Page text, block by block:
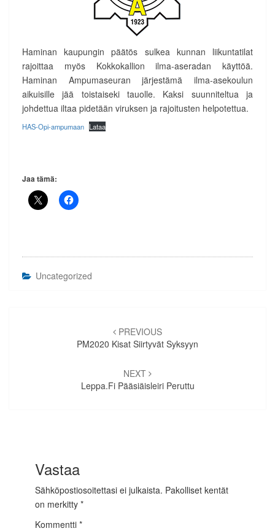
Haminan kaupungin päätös sulkea kunnan liikuntatilat
rajoittaa myös Kokkokallion ilma-aseradan käyttöä.
Haminan Ampumaseuran järjestämä ilma-asekoulun
aikuisille jää toistaiseki tauolle. Kaksi suunniteltua ja
johdettua iltaa pidetään viruksen ja rajoitusten helpotettua.
HAS-Opi-ampumaan Lataa
Jaa tämä:
Uncategorized
PREVIOUS
PM2020 Kisat Siirtyvät Syksyyn
NEXT
Leppa.fi Pääsiäisleiri Peruttu
Vastaa
Sähköpostiosoitettasi ei julkaista. Pakolliset kentät
on merkitty *
Kommentti *